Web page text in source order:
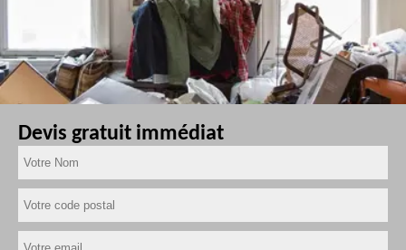
Devis gratuit immédiat